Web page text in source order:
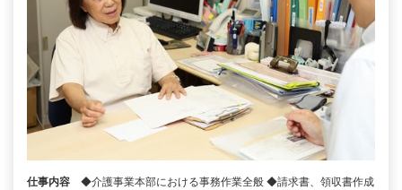
仕事内容
◆介護事業本部における事務作業全般 ◆請求書、領収書作成